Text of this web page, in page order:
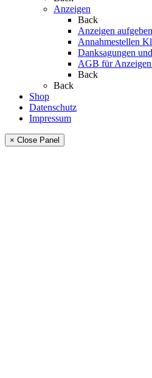
Anzeigen
Back
Anzeigen aufgeben
Annahmestellen
Danksagungen
AGB für
Back
Back
Shop
Datenschutz
Impressum
× Close Panel